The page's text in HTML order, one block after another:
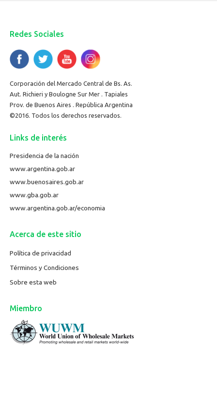
Redes Sociales
Corporación del Mercado Central de Bs. As.
Aut. Richieri y Boulogne Sur Mer . Tapiales
Prov. de Buenos Aires . República Argentina
©2016. Todos los derechos reservados.
Links de interés
Presidencia de la nación
www.argentina.gob.ar
www.buenosaires.gob.ar
www.gba.gob.ar
www.argentina.gob.ar/economia
Acerca de este sitio
Política de privacidad
Términos y Condiciones
Sobre esta web
Miembro